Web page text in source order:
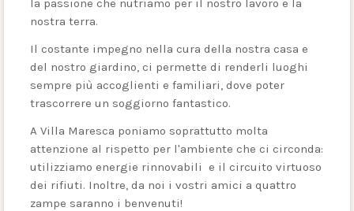
la passione che nutriamo per il nostro lavoro e la
nostra terra.
Il costante impegno nella cura della nostra casa e
del nostro giardino, ci permette di renderli luoghi
sempre più accoglienti e familiari, dove poter
trascorrere un soggiorno fantastico.
A Villa Maresca poniamo soprattutto molta
attenzione al rispetto per l'ambiente che ci circonda:
utilizziamo energie rinnovabili e il circuito virtuoso
dei rifiuti. Inoltre, da noi i vostri amici a quattro
zampe saranno i benvenuti!